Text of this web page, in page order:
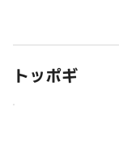
トッポギ